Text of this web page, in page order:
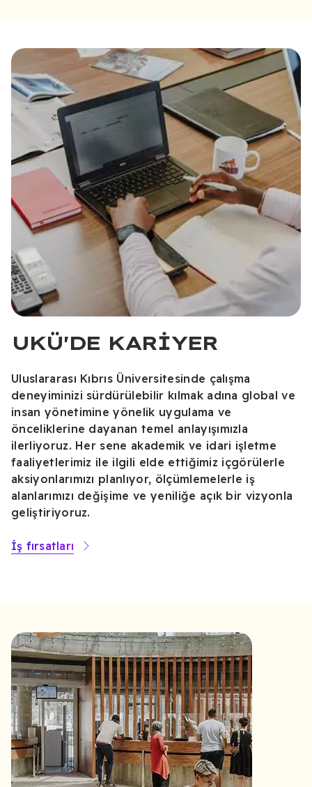
UKÜ'DE KARİYER
Uluslararası Kıbrıs Üniversitesinde çalışma
deneyiminizi sürdürülebilir kılmak adına global ve
insan yönetimine yönelik uygulama ve
önceliklerine dayanan temel anlayışımızla
ilerliyoruz. Her sene akademik ve idari işletme
faaliyetlerimiz ile ilgili elde ettiğimiz içgörülerle
aksiyonlarımızı planlıyor, ölçümlemelerle iş
alanlarımızı değişime ve yeniliğe açık bir vizyonla
geliştiriyoruz.
İş fırsatları